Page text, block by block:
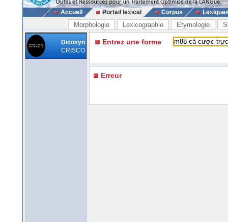
Accueil Portail lexical Corpus
Morphologie Lexicographie Etymologie
Dicosyn
CRISCO
Entrez une forme
Erreur